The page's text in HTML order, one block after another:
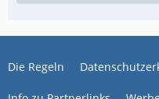
Die Regeln